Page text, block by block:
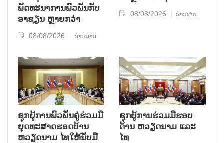
ພັດທະນາການພົວພັນກັບ
ອາຊຽນ ຫຼາຍກວ່າ
08/08/2026 ຂ່າວສານ
08/08/2026 ຂ່າວສານ
ຊຸກ​ຍູ້​ການ​ພົວ​ພັນ​ຄູ່​ຮ່ວມ​ມື​
ຍຸດ​ທະ​ສາດ​ຮອດ​ບ້ານ
ຫວຽດ​ນາມ ໄທ​ໃຫ້​ນັບ​ມື້​
ຊຸກຍູ້ການຮ່ວມມືຮອບ
ດ້ານ ຫວຽດນາມ ແລະ
ໄທ